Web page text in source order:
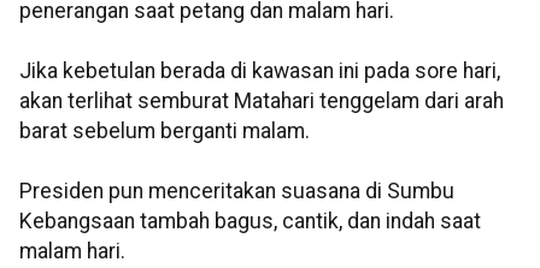
penerangan saat petang dan malam hari.
Jika kebetulan berada di kawasan ini pada sore hari,
akan terlihat semburat Matahari tenggelam dari arah
barat sebelum berganti malam.
Presiden pun menceritakan suasana di Sumbu
Kebangsaan tambah bagus, cantik, dan indah saat
malam hari.